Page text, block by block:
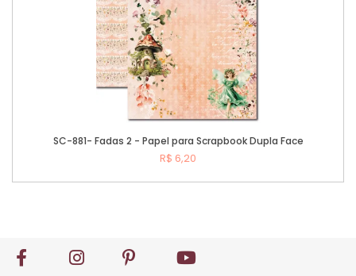
SC-881- Fadas 2 - Papel para Scrapbook Dupla Face
R$ 6,20